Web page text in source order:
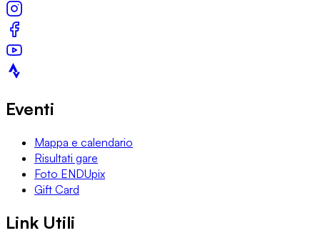
Eventi
Mappa e calendario
Risultati gare
Foto ENDUpix
Gift Card
Link Utili